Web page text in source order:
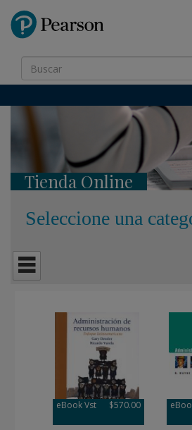
Tienda Online
Seleccione una
eBook Vst $570.00